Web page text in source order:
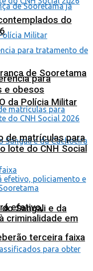
de Sooretama
da Polícia Militar
Sangali e da
terceira faixa
do
para
e obesos
de matrículas para
lote do CNH Social
efetivo,
criminalidade em